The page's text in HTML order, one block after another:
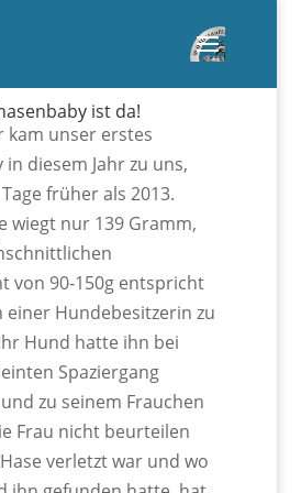
ist da!
kam unser erstes
in diesem Jahr zu uns,
früher als 2013.
wiegt nur 139 Gramm,
von 90-150g entspricht
einer Hundebesitzerin zu
Hund hatte ihn bei
Spaziergang
zu seinem Frauchen
Frau nicht beurteilen
verletzt war und wo